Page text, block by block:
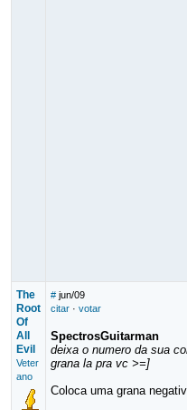
The
Root
Of
All
Evil
Veter
ano
# jun/09
citar· votar
SpectrosGuitarman
deixa o numero da sua
grana la pra vc >=]
Coloca uma grana